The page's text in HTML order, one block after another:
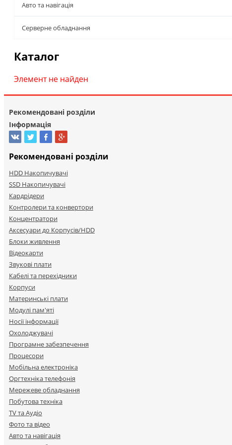
Авто та навігація
Серверне обладнання
Каталог
Элемент не найден
Рекомендовані розділи
Інформація
Рекомендовані розділи
HDD Накопичувачі
SSD Накопичувачі
Кардрідери
Контролери та конвертори
Концентратори
Аксесуари до Корпусів/HDD
Блоки живлення
Відеокарти
Звукові плати
Кабелі та перехідники
Корпуси
Материнські плати
Модулі пам'яті
Носії інформації
Охолоджувачі
Програмне забезпечення
Процесори
Мобільна електроніка
Оргтехніка телефонія
Мережеве обладнання
Побутова техніка
TV та Аудіо
Фото та відео
Авто та навігація